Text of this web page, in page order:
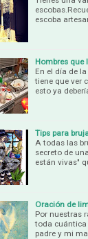
escoba
Hombres que
En el día de
tiene que ver
esto ya
Tips para
A todas las
secreto de
están vivas"
Oración de
Por nuestras
toda cuántica
padre y mi